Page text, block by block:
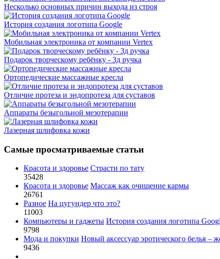
Несколько основных причин выхода из строя
История создания логотипа Google
Мобильная электроника от компании Vertex
Подарок творческому ребёнку - 3д ручка
Ортопедические массажные кресла
Отличие протеза и эндопротеза для суставов
Аппараты безыгольной мезотерапии
Лазерная шлифовка кожи
Самые просматриваемые статьи
Красота и здоровье Страсти по тату
35428
Красота и здоровье Массаж как очищение кармы
26761
Разное На цугундер что это?
11003
Компьютеры и гаджеты История создания логотипа
9798
Мода и покупки Новый аксессуар эротического белья –
9436